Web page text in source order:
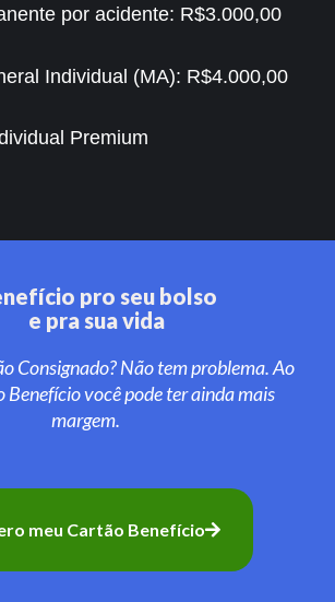
por acidente: R$3.000,00
Individual (MA): R$4.000,00
Premium
pro seu bolso
e pra sua vida
Consignado? Não tem problema. Ao
Benefício você pode ter ainda mais
margem.
meu Cartão Benefício